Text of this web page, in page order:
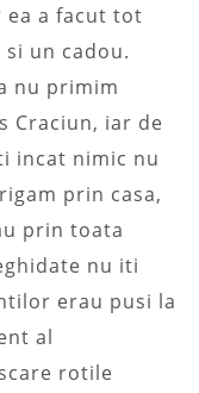
a facut tot
un cadou.
nu primim
Craciun, iar de
incat nimic nu
prin casa,
prin toata
nu iti
erau pusi la
al
rotile